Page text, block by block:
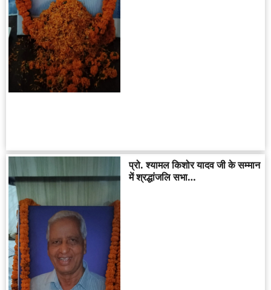
प्रो. श्यामल किशोर यादव जी के सम्मान
में श्रद्धांजलि सभा…